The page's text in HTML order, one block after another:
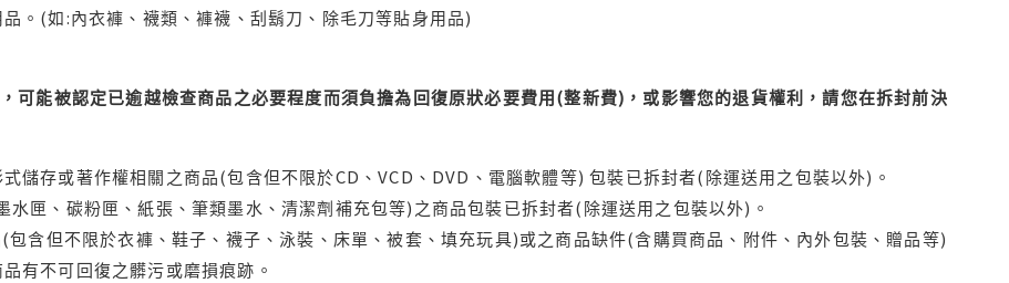
。(如:內衣褲、襪類、褲襪、刮鬍刀、除毛刀等貼身用品)
可能被認定已逾越檢查商品之必要程度而須負擔為回復原狀必要費用(整新費)，或影響您的退貨權利，請您在拆封前決
儲存或著作權相關之商品(包含但不限於CD、VCD、DVD、電腦軟體等) 包裝已拆封者(除運送用之包裝以外)。
水匣、碳粉匣、紙張、筆類墨水、清潔劑補充包等)之商品包裝已拆封者(除運送用之包裝以外)。
含但不限於衣褲、鞋子、襪子、泳裝、床單、被套、填充玩具)或之商品缺件(含購買商品、附件、內外包裝、贈品等)
有不可回復之髒污或磨損痕跡。